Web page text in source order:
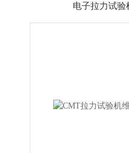
电子拉力试验